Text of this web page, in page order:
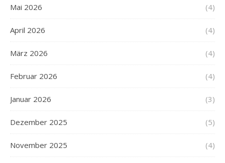
Mai 2026 (4)
April 2026 (4)
März 2026 (4)
Februar 2026 (4)
Januar 2026 (3)
Dezember 2025 (5)
November 2025 (4)